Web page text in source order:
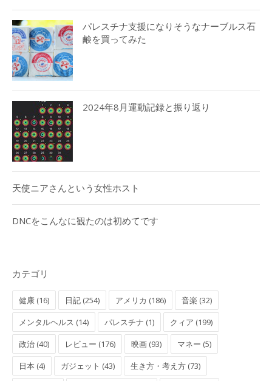
パレスチナ支援になりそうなナーブルス石
鹸を買ってみた
2024年8月運動記録と振り返り
天使ニアさんという女性ホスト
DNCをこんなに観たのは初めてです
カテゴリ
健康 (16) 日記 (254) アメリカ (186)
音楽 (32)
メンタルヘルス (14)
パレスチナ (1)
クィア (199)
政治 (40)
レビュー (176) 映画 (93)
マネー (5)
日本 (4)
ガジェット (43)
生き方・考え方 (73)